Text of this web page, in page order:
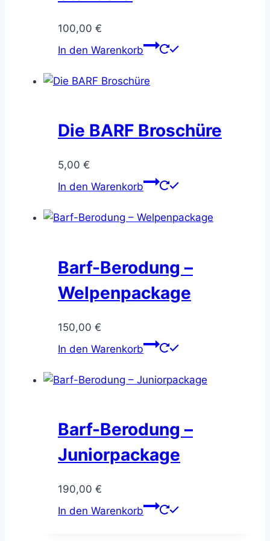
100,00 €
In den Warenkorb
Die BARF Broschüre
5,00 €
In den Warenkorb
Barf-Berodung –
Welpenpackage
150,00 €
In den Warenkorb
Barf-Berodung –
Juniorpackage
190,00 €
In den Warenkorb